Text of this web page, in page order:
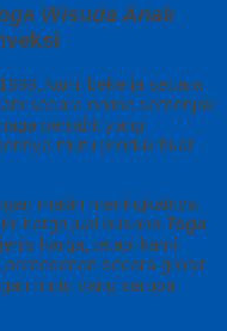
Wisuda Anak
kami bekerja secara
secara online semenjak
penjahit yang
mutu produk buat
makin meningkatnya
harga jual busana Toga
harga, tetapi kami
secara grosir
mutu yang serupa